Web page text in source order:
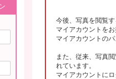
今後、写真を閲覧
マイアカウントを
マイアカウントの
また、従来、写真
れています。
マイアカウントに